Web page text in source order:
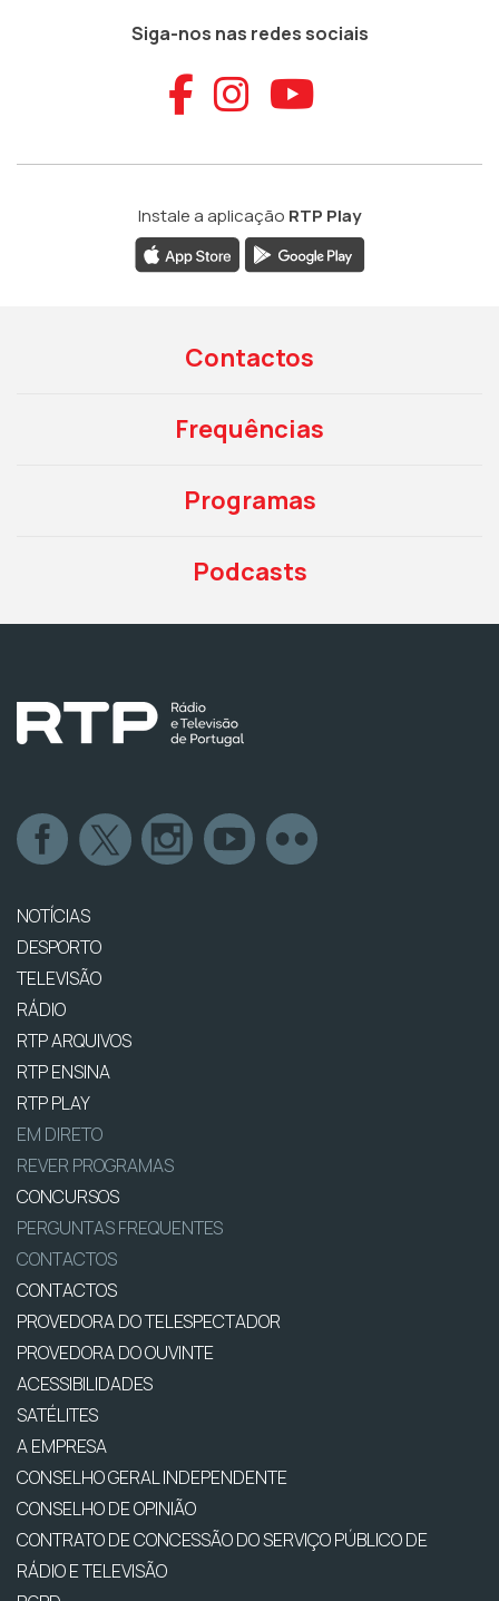
Siga-nos nas redes sociais
Aceder ao
Aceder ao
Aceder
Instale a aplicação RTP Play
Contactos
Frequências
Programas
Podcasts
NOTÍCIAS
DESPORTO
TELEVISÃO
RÁDIO
RTP ARQUIVOS
RTP ENSINA
RTP PLAY
EM DIRETO
REVER PROGRAMAS
CONCURSOS
PERGUNTAS FREQUENTES
CONTACTOS
CONTACTOS
PROVEDORA DO TELESPECTADOR
PROVEDORA DO OUVINTE
ACESSIBILIDADES
SATÉLITES
A EMPRESA
CONSELHO GERAL INDEPENDENTE
CONSELHO DE OPINIÃO
CONTRATO DE CONCESSÃO DO SERVIÇO PÚBLICO DE
RÁDIO E TELEVISÃO